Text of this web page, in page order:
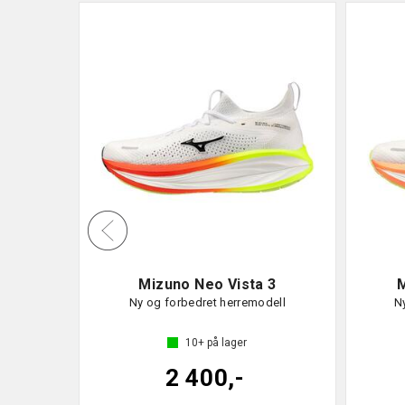
Mizuno Neo Vista 3
Ny og forbedret herremodell
10+ på lager
2 400,-